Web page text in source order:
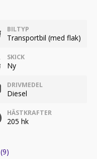
BILTYP
Transportbil (med flak)
SKICK
Ny
DRIVMEDEL
Diesel
HÄSTKRAFTER
205 hk
(9)